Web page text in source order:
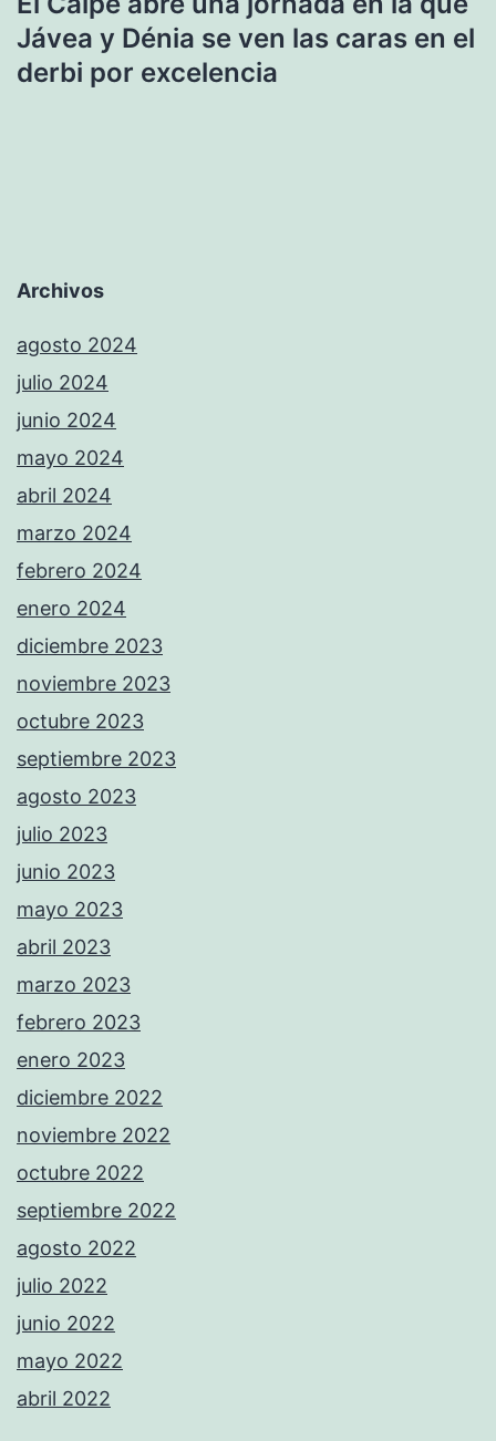
Jávea y Dénia se ven las caras en el
derbi por excelencia
Archivos
agosto 2024
julio 2024
junio 2024
mayo 2024
abril 2024
marzo 2024
febrero 2024
enero 2024
diciembre 2023
noviembre 2023
octubre 2023
septiembre 2023
agosto 2023
julio 2023
junio 2023
mayo 2023
abril 2023
marzo 2023
febrero 2023
enero 2023
diciembre 2022
noviembre 2022
octubre 2022
septiembre 2022
agosto 2022
julio 2022
junio 2022
mayo 2022
abril 2022